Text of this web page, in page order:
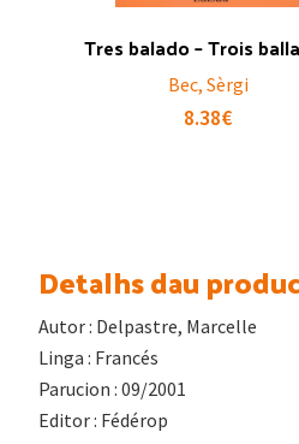
Tres balado – Trois
Bec, Sèrgi
8.38€
Detalhs dau
Autor : Delpastre, Marcelle
Linga : Francés
Parucion : 09/2001
Editor : Fédérop